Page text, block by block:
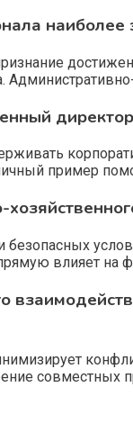
пример
безопасных
влияет на
совместных